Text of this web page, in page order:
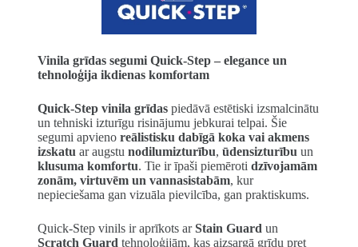
Vinila grīdas segumi Quick-Step – elegance un
tehnoloģija ikdienas komfortam
Quick-Step vinila grīdaspiedāvā estētiski izsmalcinātu
un tehniski izturīgu risinājumu jebkurai telpai. Šie
segumi apvieno reālistisku dabīgā koka vai akmens
izskatuar augstu nodilumizturību, ūdensizturībuun
klusuma komfortu. Tie ir īpaši piemēroti dzīvojamām
zonām, virtuvēm un vannasistabām, kur
nepieciešama gan vizuāla pievilcība, gan praktiskums.
Quick-Step vinils ir aprīkots arStain Guardun
Scratch Guardtehnoloģijām, kas aizsargā grīdu pret